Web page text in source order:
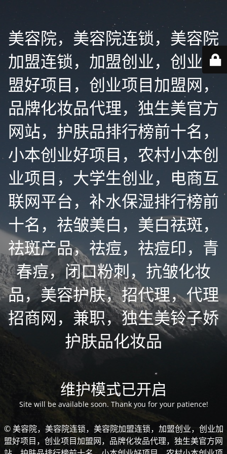
美容院，美容院连锁，美容院
加盟连锁，加盟创业，创业加
盟好项目，创业项目加盟网，
品牌化妆品代理，独生美官方
网站，护肤品排行榜前十名，
小本创业好项目，农村小本创
业项目，大学生创业，电商互
联网平台，补水保湿排行榜前
十名，祛皱美白，美白祛斑，
祛斑产品，祛痘，祛痘印，青
春痘，闭口粉刺，抗皱化妆
品，美容护肤，招代理，代理
招商网，兼职，独生美铃子娇
护肤品化妆品
维护模式已开启
Site will be available soon. Thank you for your patience!
© 美容院，美容院连锁，美容院加盟连锁，加盟创业，创业加
盟好项目，创业项目加盟网，品牌化妆品代理，独生美官方网